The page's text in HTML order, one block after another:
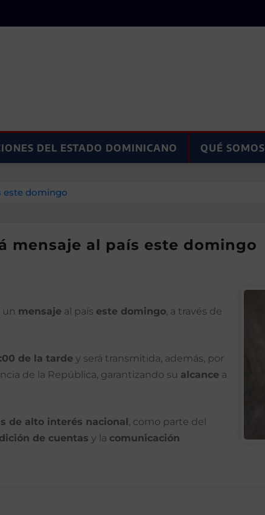
DEL ESTADO DOMINICANO QUÉ SOMOS
este domingo
mensaje al país este domingo
un mensaje al país este domingo, a través de
de la tarde y será transmitida, además, por
de la República, garantizando su alcance a
de alto interés nacional , como parte del
de cuentas y la comunicación